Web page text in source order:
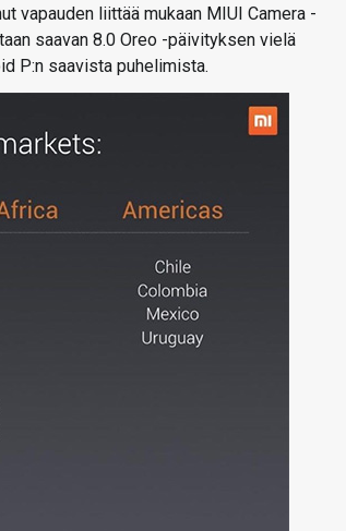
vapauden liittää mukaan MIUI Camera -
saavan 8.0 Oreo -päivityksen vielä
P:n saavista puhelimista.